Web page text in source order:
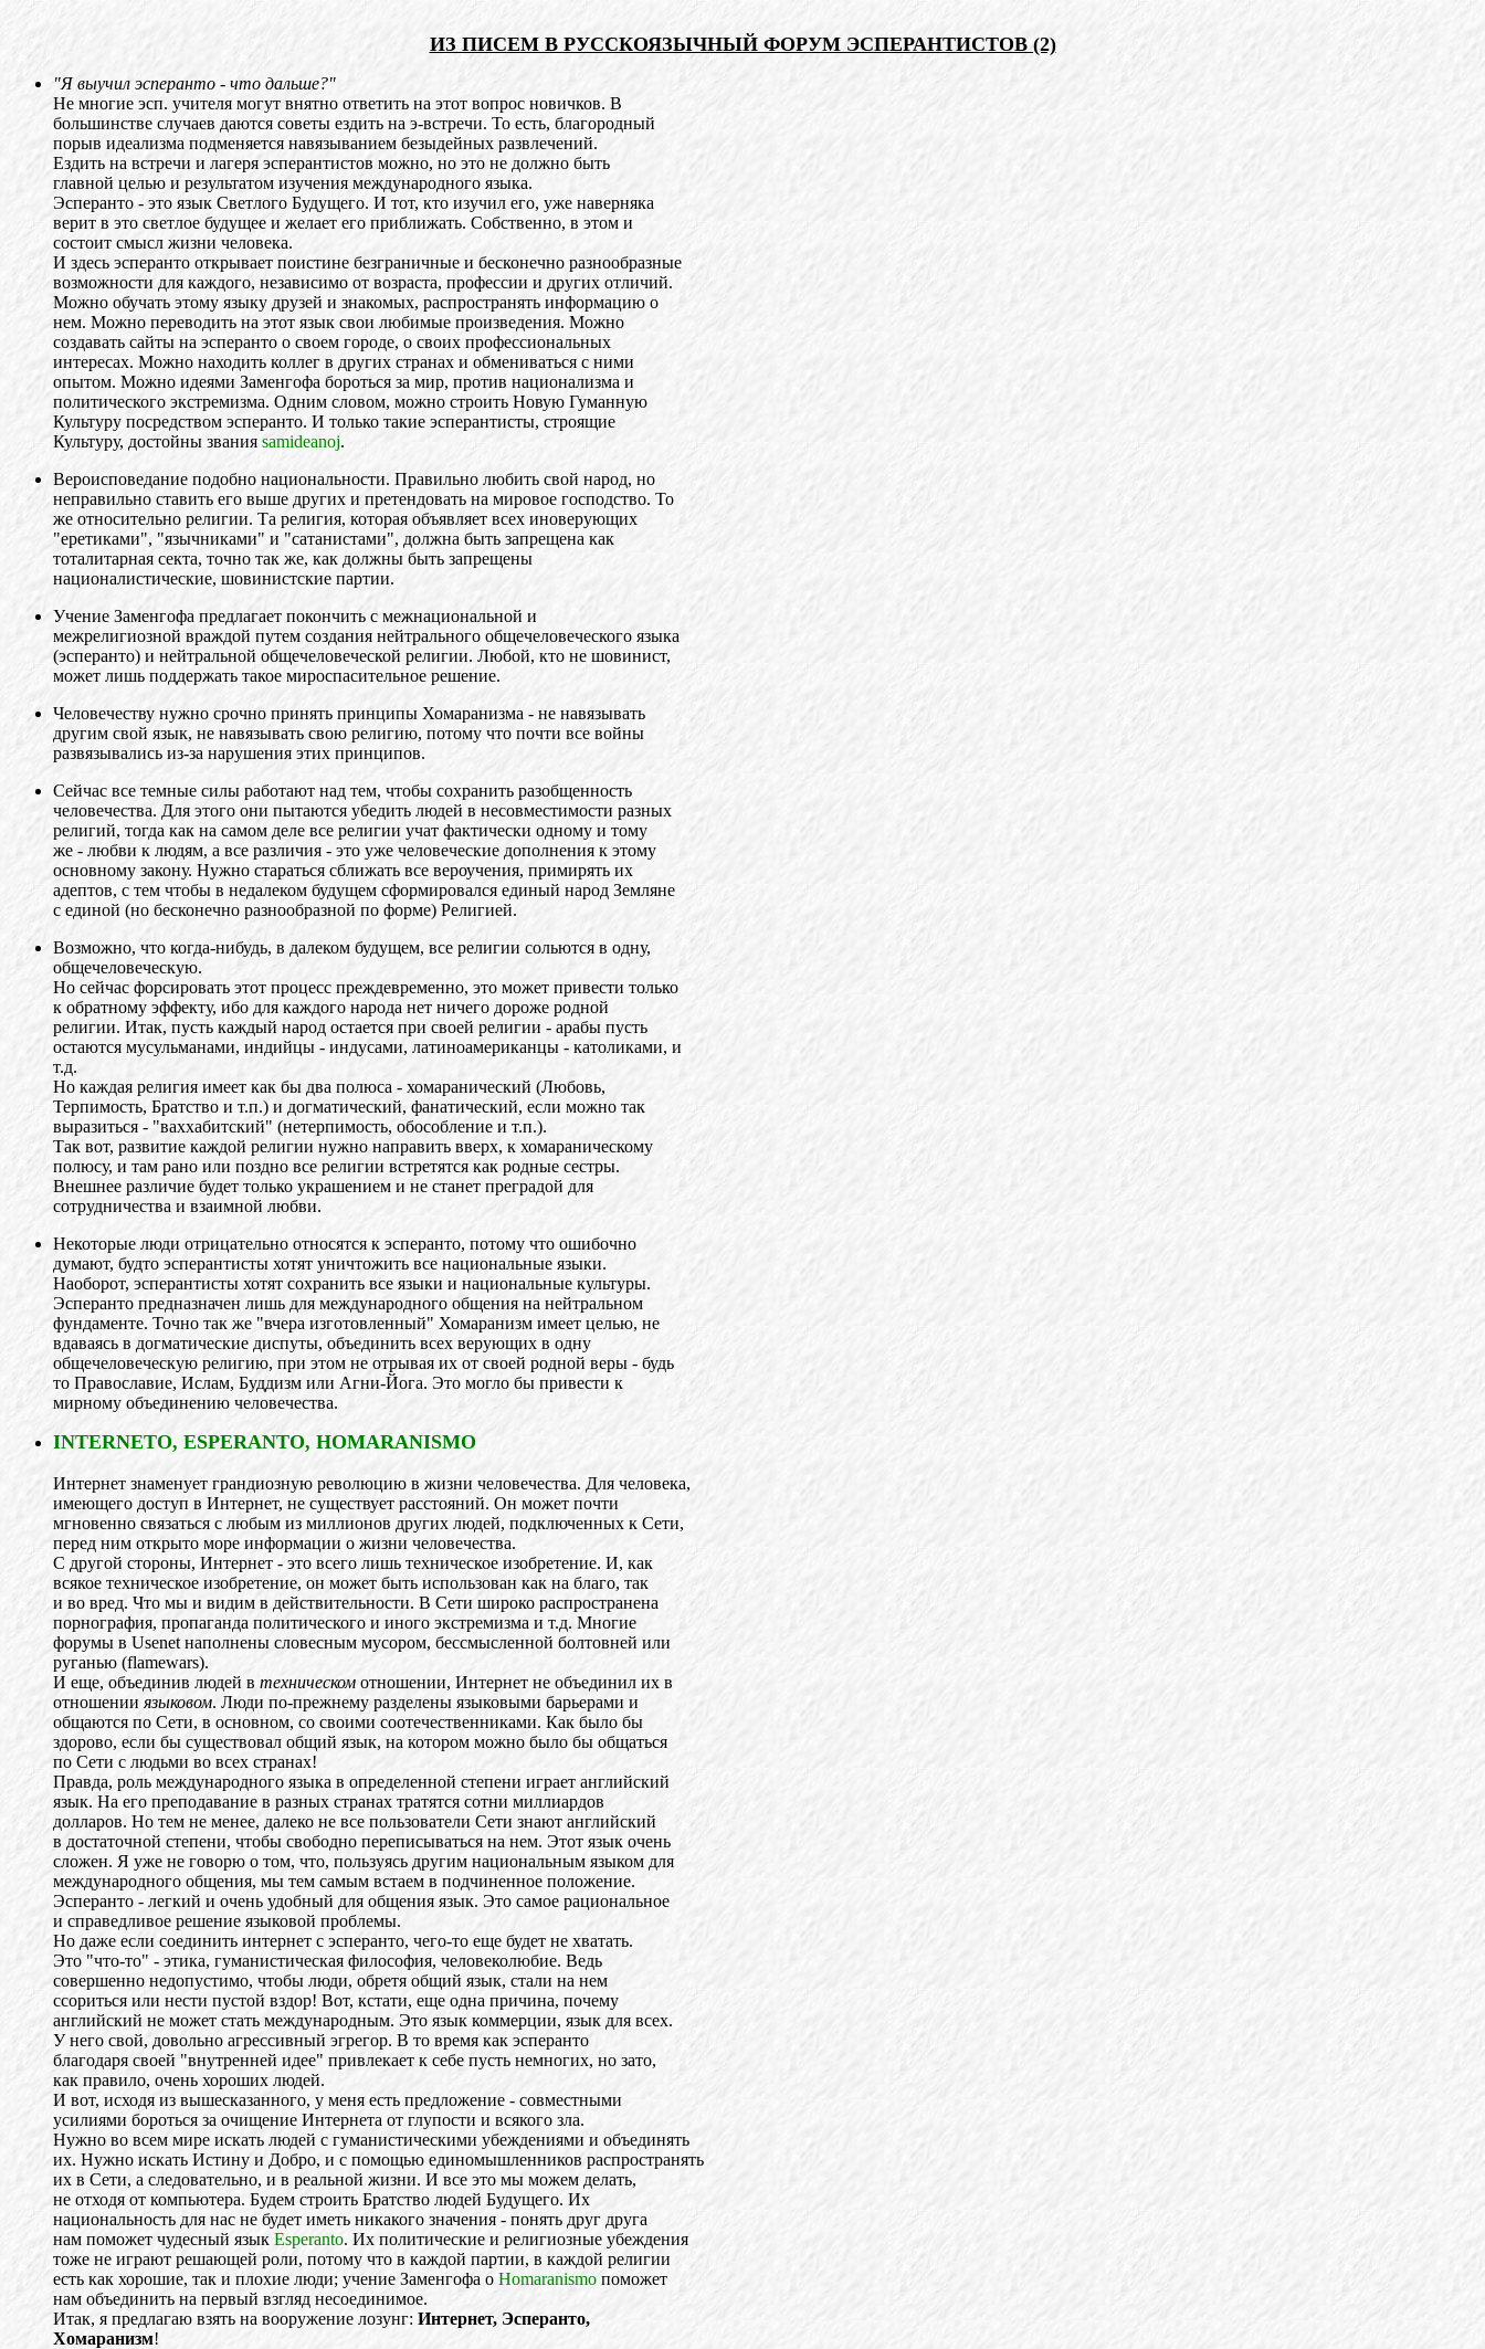
ИЗ ПИСЕМ В РУССКОЯЗЫЧНЫЙ ФОРУМ ЭСПЕРАНТИСТОВ (2)
"Я выучил эсперанто - что дальше?"
Не многие эсп. учителя могут внятно ответить на этот вопрос новичков. В
большинстве случаев даются советы ездить на э-встречи. То есть, благородный
порыв идеализма подменяется навязыванием безыдейных развлечений.
Ездить на встречи и лагеря эсперантистов можно, но это не должно быть
главной целью и результатом изучения международного языка.
Эсперанто - это язык Светлого Будущего. И тот, кто изучил его, уже наверняка
верит в это светлое будущее и желает его приближать. Собственно, в этом и
состоит смысл жизни человека.
И здесь эсперанто открывает поистине безграничные и бесконечно разнообразные
возможности для каждого, независимо от возраста, профессии и других отличий.
Можно обучать этому языку друзей и знакомых, распространять информацию о
нем. Можно переводить на этот язык свои любимые произведения. Можно
создавать сайты на эсперанто о своем городе, о своих профессиональных
интересах. Можно находить коллег в других странах и обмениваться с ними
опытом. Можно идеями Заменгофа бороться за мир, против национализма и
политического экстремизма. Одним словом, можно строить Новую Гуманную
Культуру посредством эсперанто. И только такие эсперантисты, строящие
Культуру, достойны звания samideanoj.
Вероисповедание подобно национальности. Правильно любить свой народ, но
неправильно ставить его выше других и претендовать на мировое господство. То
же относительно религии. Та религия, которая объявляет всех иноверующих
"еретиками", "язычниками" и "сатанистами", должна быть запрещена как
тоталитарная секта, точно так же, как должны быть запрещены
националистические, шовинистские партии.
Учение Заменгофа предлагает покончить с межнациональной и
межрелигиозной враждой путем создания нейтрального общечеловеческого языка
(эсперанто) и нейтральной общечеловеческой религии. Любой, кто не шовинист,
может лишь поддержать такое мироспасительное решение.
Человечеству нужно срочно принять принципы Хомаранизма - не навязывать
другим свой язык, не навязывать свою религию, потому что почти все войны
развязывались из-за нарушения этих принципов.
Сейчас все темные силы работают над тем, чтобы сохранить разобщенность
человечества. Для этого они пытаются убедить людей в несовместимости разных
религий, тогда как на самом деле все религии учат фактически одному и тому
же - любви к людям, а все различия - это уже человеческие дополнения к этому
основному закону. Нужно стараться сближать все вероучения, примирять их
адептов, с тем чтобы в недалеком будущем сформировался единый народ Земляне
с единой (но бесконечно разнообразной по форме) Религией.
Возможно, что когда-нибудь, в далеком будущем, все религии сольются в одну,
общечеловеческую.
Но сейчас форсировать этот процесс преждевременно, это может привести только
к обратному эффекту, ибо для каждого народа нет ничего дороже родной
религии. Итак, пусть каждый народ остается при своей религии - арабы пусть
остаются мусульманами, индийцы - индусами, латиноамериканцы - католиками, и
т.д.
Но каждая религия имеет как бы два полюса - хомаранический (Любовь,
Терпимость, Братство и т.п.) и догматический, фанатический, если можно так
выразиться - "ваххабитский" (нетерпимость, обособление и т.п.).
Так вот, развитие каждой религии нужно направить вверх, к хомараническому
полюсу, и там рано или поздно все религии встретятся как родные сестры.
Внешнее различие будет только украшением и не станет преградой для
сотрудничества и взаимной любви.
Некоторые люди отрицательно относятся к эсперанто, потому что ошибочно
думают, будто эсперантисты хотят уничтожить все национальные языки.
Наоборот, эсперантисты хотят сохранить все языки и национальные культуры.
Эсперанто предназначен лишь для международного общения на нейтральном
фундаменте. Точно так же "вчера изготовленный" Хомаранизм имеет целью, не
вдаваясь в догматические диспуты, объединить всех верующих в одну
общечеловеческую религию, при этом не отрывая их от своей родной веры - будь
то Православие, Ислам, Буддизм или Агни-Йога. Это могло бы привести к
мирному объединению человечества.
INTERNETO, ESPERANTO, HOMARANISMO
Интернет знаменует грандиозную революцию в жизни человечества. Для человека,
имеющего доступ в Интернет, не существует расстояний. Он может почти
мгновенно связаться с любым из миллионов других людей, подключенных к Сети,
перед ним открыто море информации о жизни человечества.
С другой стороны, Интернет - это всего лишь техническое изобретение. И, как
всякое техническое изобретение, он может быть использован как на благо, так
и во вред. Что мы и видим в действительности. В Сети широко распространена
порнография, пропаганда политического и иного экстремизма и т.д. Многие
форумы в Usenet наполнены словесным мусором, бессмысленной болтовней или
руганью (flamewars).
И еще, объединив людей в техническом отношении, Интернет не объединил их в
отношении языковом. Люди по-прежнему разделены языковыми барьерами и
общаются по Сети, в основном, со своими соотечественниками. Как было бы
здорово, если бы существовал общий язык, на котором можно было бы общаться
по Сети с людьми во всех странах!
Правда, роль международного языка в определенной степени играет английский
язык. На его преподавание в разных странах тратятся сотни миллиардов
долларов. Но тем не менее, далеко не все пользователи Сети знают английский
в достаточной степени, чтобы свободно переписываться на нем. Этот язык очень
сложен. Я уже не говорю о том, что, пользуясь другим национальным языком для
международного общения, мы тем самым встаем в подчиненное положение.
Эсперанто - легкий и очень удобный для общения язык. Это самое рациональное
и справедливое решение языковой проблемы.
Но даже если соединить интернет с эсперанто, чего-то еще будет не хватать.
Это "что-то" - этика, гуманистическая философия, человеколюбие. Ведь
совершенно недопустимо, чтобы люди, обретя общий язык, стали на нем
ссориться или нести пустой вздор! Вот, кстати, еще одна причина, почему
английский не может стать международным. Это язык коммерции, язык для всех.
У него свой, довольно агрессивный эгрегор. В то время как эсперанто
благодаря своей "внутренней идее" привлекает к себе пусть немногих, но зато,
как правило, очень хороших людей.
И вот, исходя из вышесказанного, у меня есть предложение - совместными
усилиями бороться за очищение Интернета от глупости и всякого зла.
Нужно во всем мире искать людей с гуманистическими убеждениями и объединять
их. Нужно искать Истину и Добро, и с помощью единомышленников распространять
их в Сети, а следовательно, и в реальной жизни. И все это мы можем делать,
не отходя от компьютера. Будем строить Братство людей Будущего. Их
национальность для нас не будет иметь никакого значения - понять друг друга
нам поможет чудесный язык Esperanto. Их политические и религиозные убеждения
тоже не играют решающей роли, потому что в каждой партии, в каждой религии
есть как хорошие, так и плохие люди; учение Заменгофа о Homaranismo поможет
нам объединить на первый взгляд несоединимое.
Итак, я предлагаю взять на вооружение лозунг: Интернет, Эсперанто,
Хомаранизм!